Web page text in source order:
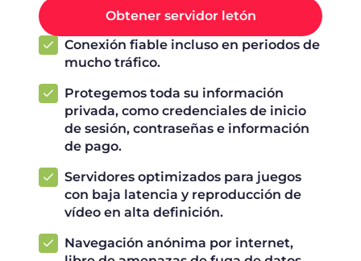
Obtener servidor letón
Conexión fiable incluso en periodos de
mucho tráfico.
Protegemos toda su información
privada, como credenciales de inicio
de sesión, contraseñas e información
de pago.
Servidores optimizados para juegos
con baja latencia y reproducción de
vídeo en alta definición.
Navegación anónima por internet,